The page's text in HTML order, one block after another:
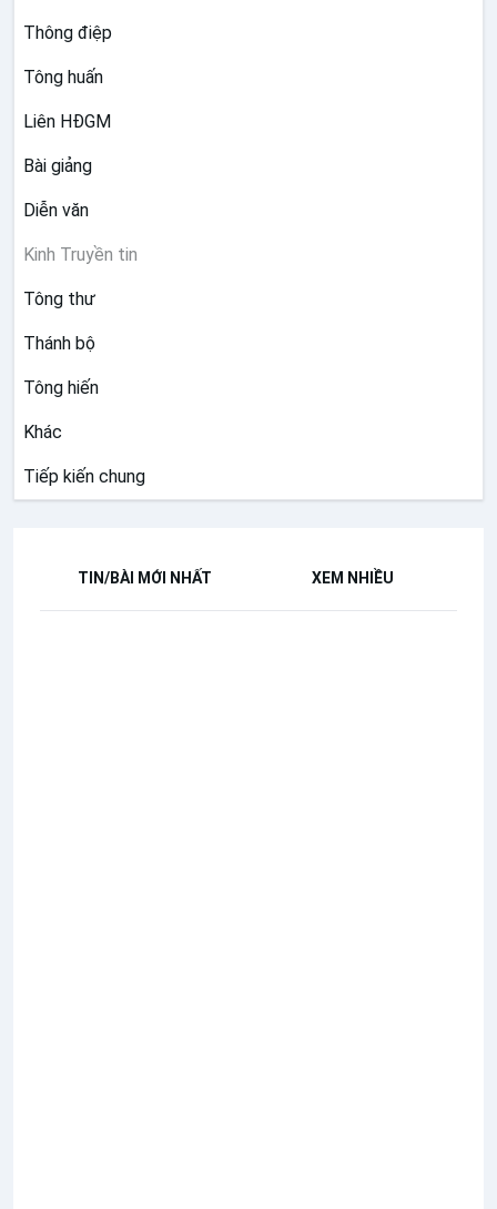
Thông điệp
Tông huấn
Liên HĐGM
Bài giảng
Diễn văn
Kinh Truyền tin
Tông thư
Thánh bộ
Tông hiến
Khác
Tiếp kiến chung
TIN/BÀI MỚI NHẤT XEM NHIỀU